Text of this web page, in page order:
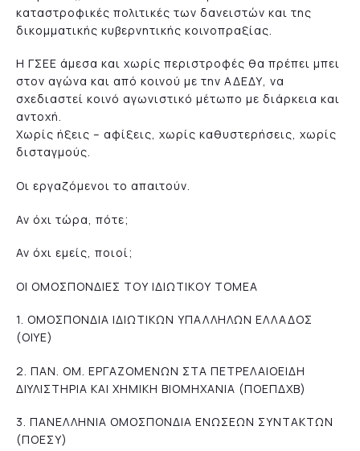
καταστροφικές πολιτικές των δανειστών και της
δικομματικής κυβερνητικής κοινοπραξίας.
Η ΓΣΕΕ άμεσα και χωρίς περιστροφές θα πρέπει μπει
στον αγώνα και από κοινού με την ΑΔΕΔΥ, να
σχεδιαστεί κοινό αγωνιστικό μέτωπο με διάρκεια και
αντοχή.
Χωρίς ήξεις – αφίξεις, χωρίς καθυστερήσεις, χωρίς
δισταγμούς.
Οι εργαζόμενοι το απαιτούν.
Αν όχι τώρα, πότε;
Αν όχι εμείς, ποιοί;
ΟΙ ΟΜΟΣΠΟΝΔΙΕΣ ΤΟΥ ΙΔΙΩΤΙΚΟΥ ΤΟΜΕΑ
1. ΟΜΟΣΠΟΝΔΙΑ ΙΔΙΩΤΙΚΩΝ ΥΠΑΛΛΗΛΩΝ ΕΛΛΑΔΟΣ
(ΟΙΥΕ)
2. ΠΑΝ. ΟΜ. ΕΡΓΑΖΟΜΕΝΩΝ ΣΤΑ ΠΕΤΡΕΛΑΙΟΕΙΔΗ
ΔΙΥΛΙΣΤΗΡΙΑ ΚΑΙ ΧΗΜΙΚΗ ΒΙΟΜΗΧΑΝΙΑ (ΠΟΕΠΔΧΒ)
3. ΠΑΝΕΛΛΗΝΙΑ ΟΜΟΣΠΟΝΔΙΑ ΕΝΩΣΕΩΝ ΣΥΝΤΑΚΤΩΝ
(ΠΟΕΣΥ)